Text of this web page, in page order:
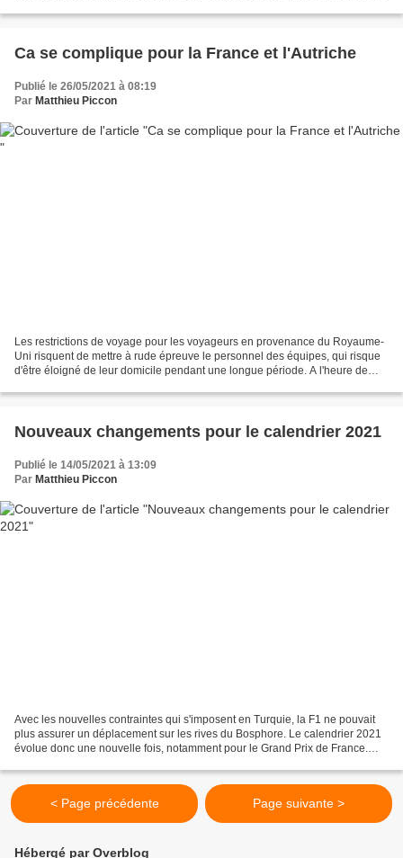
Ca se complique pour la France et l'Autriche
Publié le 26/05/2021 à 08:19
Par Matthieu Piccon
Les restrictions de voyage pour les voyageurs en provenance du Royaume-
Uni risquent de mettre à rude épreuve le personnel des équipes, qui risque
d'être éloigné de leur domicile pendant une longue période. A l'heure de
Nouveaux changements pour le calendrier 2021
Publié le 14/05/2021 à 13:09
Par Matthieu Piccon
Avec les nouvelles contraintes qui s'imposent en Turquie, la F1 ne pouvait
plus assurer un déplacement sur les rives du Bosphore. Le calendrier 2021
évolue donc une nouvelle fois, notamment pour le Grand Prix de France.
< Page précédente Page suivante >
Hébergé par Overblog